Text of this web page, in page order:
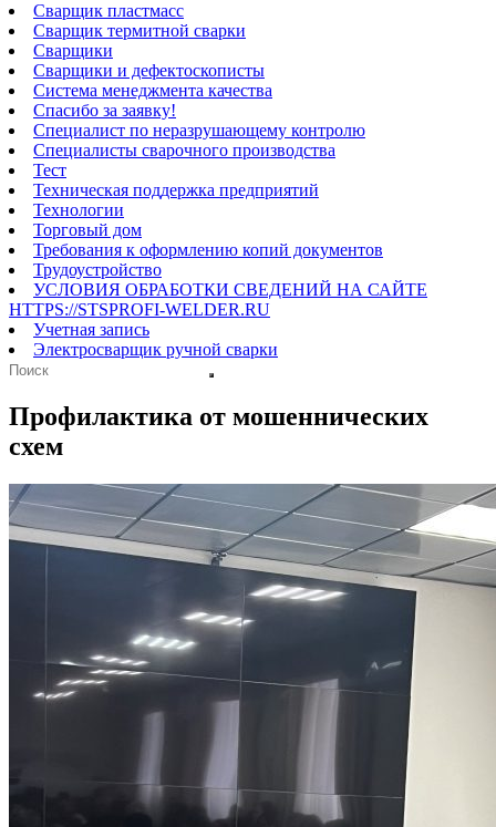
Сварщик пластмасс
Сварщик термитной сварки
Сварщики
Сварщики и дефектоскописты
Система менеджмента качества
Спасибо за заявку!
Специалист по неразрушающему контролю
Специалисты сварочного производства
Тест
Техническая поддержка предприятий
Технологии
Торговый дом
Требования к оформлению копий документов
Трудоустройство
УСЛОВИЯ ОБРАБОТКИ СВЕДЕНИЙ НА САЙТЕ
HTTPS://STSPROFI-WELDER.RU
Учетная запись
Электросварщик ручной сварки
Профилактика от мошеннических
схем